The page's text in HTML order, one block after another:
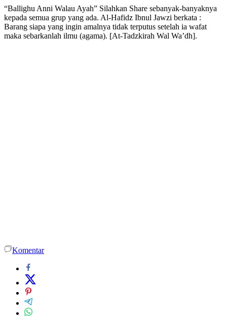
“Ballighu Anni Walau Ayah” Silahkan Share sebanyak-banyaknya
kepada semua grup yang ada. Al-Hafidz Ibnul Jawzi berkata :
Barang siapa yang ingin amalnya tidak terputus setelah ia wafat
maka sebarkanlah ilmu (agama). [At-Tadzkirah Wal Wa’dh].
Komentar